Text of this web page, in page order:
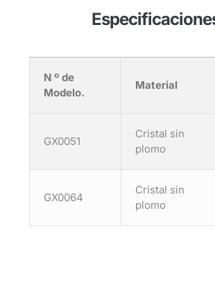
N º de
Modelo.
Material
GX0051
Cristal sin
plomo
GX0064
Cristal sin
plomo